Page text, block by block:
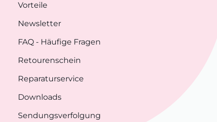
Vorteile
Newsletter
FAQ - Häufige Fragen
Retourenschein
Reparaturservice
Downloads
Sendungsverfolgung